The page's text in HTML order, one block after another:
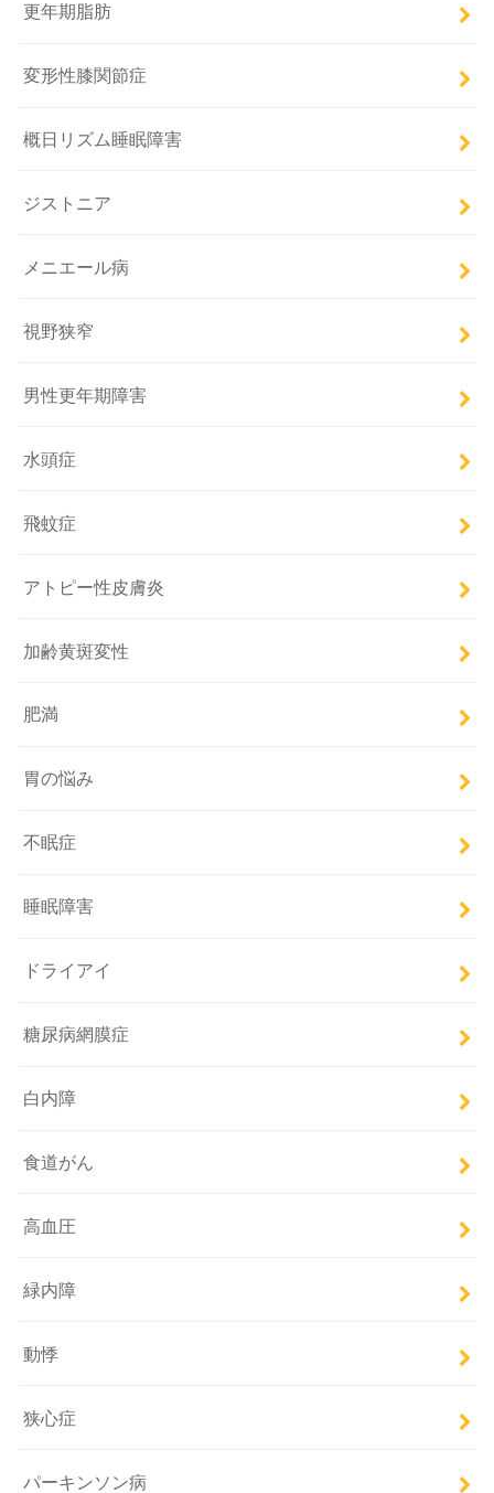
更年期脂肪
変形性膝関節症
概日リズム睡眠障害
ジストニア
メニエール病
視野狭窄
男性更年期障害
水頭症
飛蚊症
アトピー性皮膚炎
加齢黄斑変性
肥満
胃の悩み
不眠症
睡眠障害
ドライアイ
糖尿病網膜症
白内障
食道がん
高血圧
緑内障
動悸
狭心症
パーキンソン病